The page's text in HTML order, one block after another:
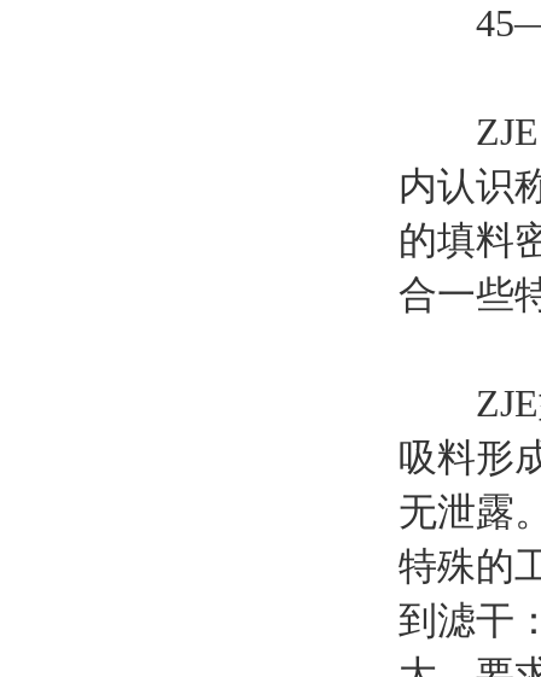
ZJE
内认识
的填料
合一些
ZJE
吸料形
无泄露
特殊的
到滤干